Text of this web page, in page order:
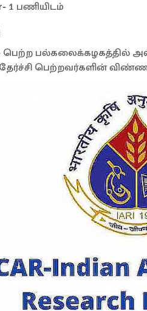
1 பணியிடம்
பெற்ற பல்கலைக்கழகத்தில்
தேர்ச்சி பெற்றவர்களின்